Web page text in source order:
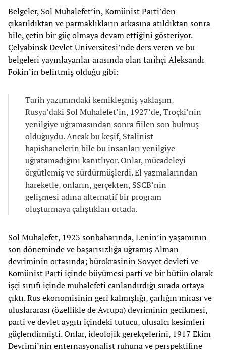
Belgeler, Sol Muhalefet’in, Komünist Parti’den
çıkarıldıktan ve parmaklıkların arkasına atıldıktan sonra
bile, çetin bir güç olmaya devam ettiğini gösteriyor.
Çelyabinsk Devlet Üniversitesi’nde ders veren ve bu
belgeleri yayınlayanlar arasında olan tarihçi Aleksandr
Fokin’inbelirtmişolduğu gibi:
Tarih yazımındaki kemikleşmiş yaklaşım,
Rusya’daki Sol Muhalefet’in, 1927’de, Troçki’nin
yenilgiye uğramasından sonra fiilen son bulmuş
olduğuydu. Ancak bu keşif, Stalinist
hapishanelerin bile bu insanları yenilgiye
uğratamadığını kanıtlıyor. Onlar, mücadeleyi
örgütlemiş ve sürdürmüşlerdi. El yazmalarından
hareketle, onların, gerçekten, SSCB’nin
gelişmesi adına alternatif bir program
oluşturmaya çalıştıkları ortada.
Sol Muhalefet, 1923 sonbaharında, Lenin’in yaşamının
son döneminde ve başarısızlığa uğramış Alman
devriminin ortasında; bürokrasinin Sovyet devleti ve
Komünist Parti içinde büyümesi parti ve bir bütün olarak
işçi sınıfı içinde muhalefeti canlandırdığı sırada ortaya
çıktı. Rus ekonomisinin geri kalmışlığı, çarlığın mirası ve
uluslararası (özellikle de Avrupa) devriminin gecikmesi,
parti ve devlet aygıtı içindeki tutucu, ulusalcı kesimleri
güçlendirmişti. Onlar, ideolojik gerekçelerini, 1917 Ekim
Devrimi’nin enternasyonalist ruhuna ve perspektifine